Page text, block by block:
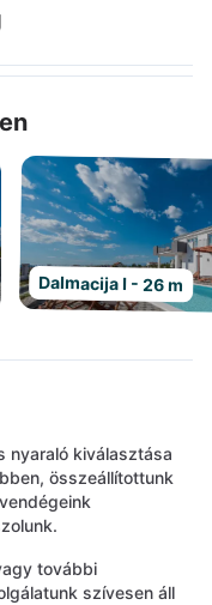
Dalmacija I - 26 m
nyaraló kiválasztása
összeállítottunk
további
szívesen áll